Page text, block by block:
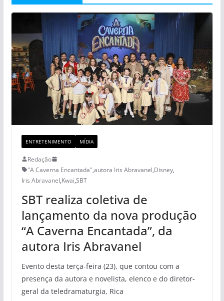
ENTRETENIMENTO MÍDIA
Redação
"A Caverna Encantada",autora Iris Abravanel,Disney,
Iris Abravanel,Kwai,SBT
SBT realiza coletiva de
lançamento da nova produção
“A Caverna Encantada”, da
autora Iris Abravanel
Evento desta terça-feira (23), que contou com a
presença da autora e novelista, elenco e do diretor-
geral da teledramaturgia, Rica